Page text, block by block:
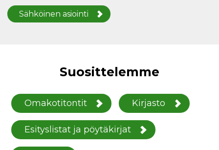
Sähköinen asiointi
Suosittelemme
Omakotitontit Kirjasto
Esityslistat ja pöytäkirjat